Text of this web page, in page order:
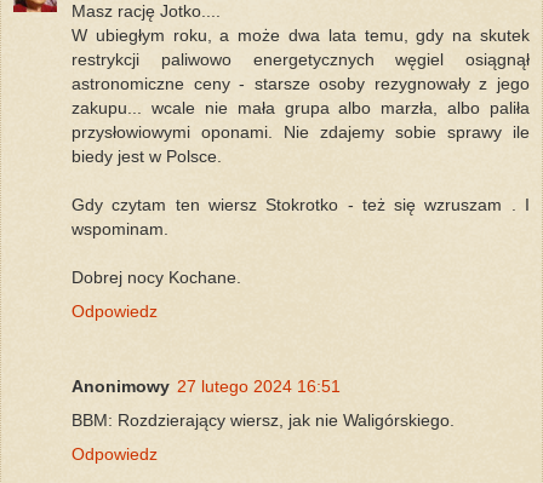
Masz rację Jotko....
W ubiegłym roku, a może dwa lata temu, gdy na skutek
restrykcji paliwowo energetycznych węgiel osiągnął
astronomiczne ceny - starsze osoby rezygnowały z jego
zakupu... wcale nie mała grupa albo marzła, albo paliła
przysłowiowymi oponami. Nie zdajemy sobie sprawy ile
biedy jest w Polsce.
Gdy czytam ten wiersz Stokrotko - też się wzruszam . I
wspominam.
Dobrej nocy Kochane.
Odpowiedz
Anonimowy 27 lutego 2024 16:51
BBM: Rozdzierający wiersz, jak nie Waligórskiego.
Odpowiedz